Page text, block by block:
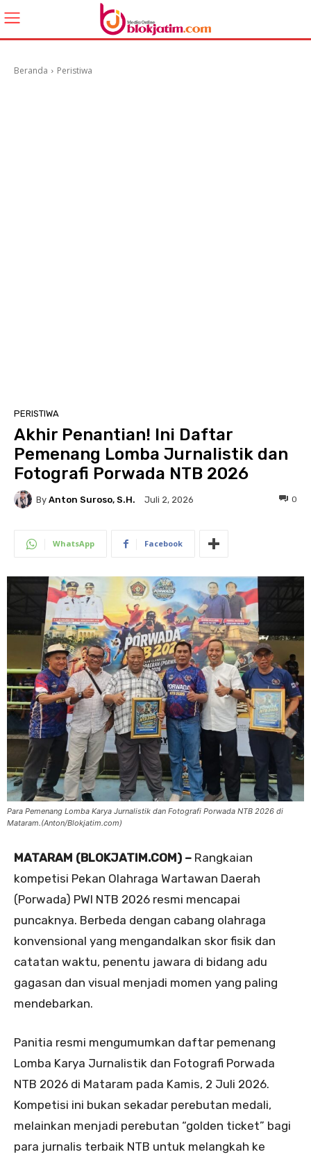
Beranda Peristiwa
PERISTIWA
Akhir Penantian! Ini Daftar
Pemenang Lomba Jurnalistik dan
Fotografi Porwada NTB 2026
By Anton Suroso, S.H. Juli 2, 2026 0
WhatsApp Facebook
Para Pemenang Lomba Karya Jurnalistik dan Fotografi Porwada NTB 2026 di
Mataram.(Anton/Blokjatim.com)
MATARAM (BLOKJATIM.COM) – Rangkaian
kompetisi Pekan Olahraga Wartawan Daerah
(Porwada) PWI NTB 2026 resmi mencapai
puncaknya. Berbeda dengan cabang olahraga
konvensional yang mengandalkan skor fisik dan
catatan waktu, penentu jawara di bidang adu
gagasan dan visual menjadi momen yang paling
mendebarkan.
Panitia resmi mengumumkan daftar pemenang
Lomba Karya Jurnalistik dan Fotografi Porwada
NTB 2026 di Mataram pada Kamis, 2 Juli 2026.
Kompetisi ini bukan sekadar perebutan medali,
melainkan menjadi perebutan “golden ticket” bagi
para jurnalis terbaik NTB untuk melangkah ke